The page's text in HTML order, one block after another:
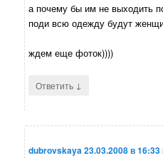
а почему бы им не выходить
поди всю одежду будут
ждем еще фоток))))
Ответить ↓
dubrovskaya23.03.2008 в 16:33